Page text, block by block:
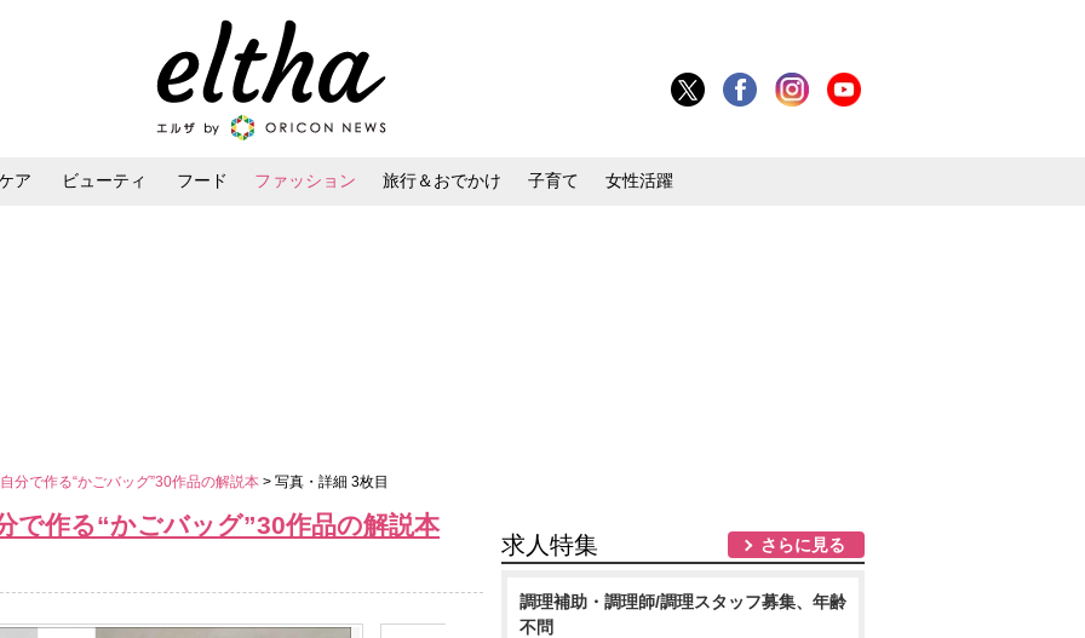
ア ビューティ フード ファッション 旅行＆おでかけ 子育て 女性活躍
で作る“かごバッグ”30作品の解説本 > 写真・詳細 3枚目
作る“かごバッグ”30作品の解説本
求人特集 さらに見る
調理補助・調理師/調理スタッフ募集、年齢
不問